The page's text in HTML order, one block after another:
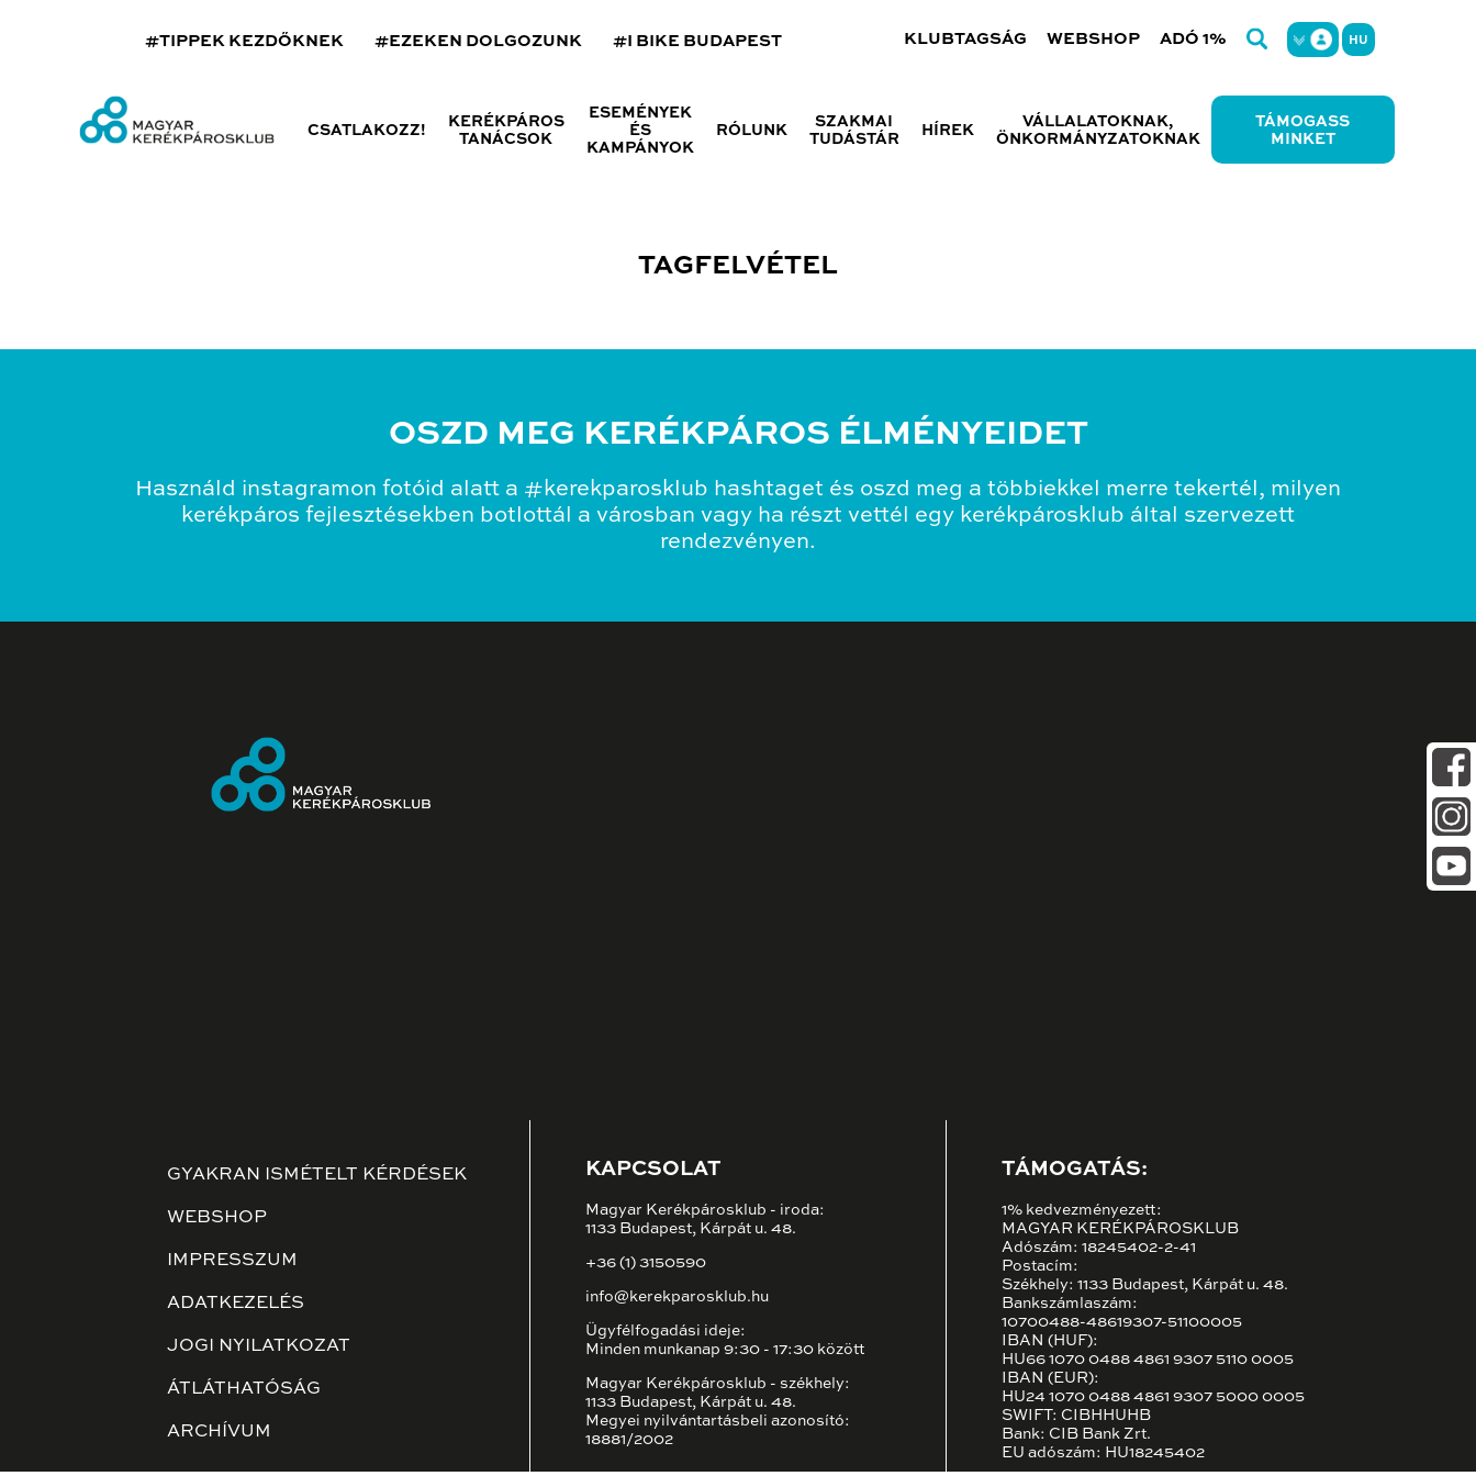
#TIPPEK KEZDŐKNEK #EZEKEN DOLGOZUNK #I BIKE BUDAPEST KLUBTAGSÁG WEBSHOP ADÓ 1% HU
CSATLAKOZZ!
KERÉKPÁROS
TANÁCSOK
ESEMÉNYEK
ÉS
KAMPÁNYOK
RÓLUNK
SZAKMAI
TUDÁSTÁR
HÍREK
VÁLLALATOKNAK,
ÖNKORMÁNYZATOKNAK
TÁMOGASS
MINKET
TAGFELVÉTEL
OSZD MEG KERÉKPÁROS ÉLMÉNYEIDET
Használd instagramon fotóid alatt a #kerekparosklub hashtaget és oszd meg a többiekkel merre tekertél, milyen
kerékpáros fejlesztésekben botlottál a városban vagy ha részt vettél egy kerékpárosklub által szervezett
rendezvényen.
GYAKRAN ISMÉTELT KÉRDÉSEK
WEBSHOP
IMPRESSZUM
ADATKEZELÉS
JOGI NYILATKOZAT
ÁTLÁTHATÓSÁG
ARCHÍVUM
KAPCSOLAT
Magyar Kerékpárosklub - iroda:
1133 Budapest, Kárpát u. 48.
+36 (1) 3150590
info@kerekparosklub.hu
Ügyfélfogadási ideje:
Minden munkanap 9:30 - 17:30 között
Magyar Kerékpárosklub - székhely:
1133 Budapest, Kárpát u. 48.
Megyei nyilvántartásbeli azonosító:
18881/2002
TÁMOGATÁS:
1% kedvezményezett:
MAGYAR KERÉKPÁROSKLUB
Adószám: 18245402-2-41
Postacím:
Székhely: 1133 Budapest, Kárpát u. 48.
Bankszámlaszám:
10700488-48619307-51100005
IBAN (HUF):
HU66 1070 0488 4861 9307 5110 0005
IBAN (EUR):
HU24 1070 0488 4861 9307 5000 0005
SWIFT: CIBHHUHB
Bank: CIB Bank Zrt.
EU adószám: HU18245402